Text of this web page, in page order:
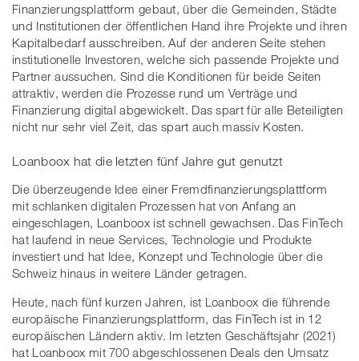
Finanzierungsplattform gebaut, über die Gemeinden, Städte
und Institutionen der öffentlichen Hand ihre Projekte und ihren
Kapitalbedarf ausschreiben. Auf der anderen Seite stehen
institutionelle Investoren, welche sich passende Projekte und
Partner aussuchen. Sind die Konditionen für beide Seiten
attraktiv, werden die Prozesse rund um Verträge und
Finanzierung digital abgewickelt. Das spart für alle Beteiligten
nicht nur sehr viel Zeit, das spart auch massiv Kosten.
Loanboox hat die letzten fünf Jahre gut genutzt
Die überzeugende Idee einer Fremdfinanzierungsplattform
mit schlanken digitalen Prozessen hat von Anfang an
eingeschlagen, Loanboox ist schnell gewachsen. Das FinTech
hat laufend in neue Services, Technologie und Produkte
investiert und hat Idee, Konzept und Technologie über die
Schweiz hinaus in weitere Länder getragen.
Heute, nach fünf kurzen Jahren, ist Loanboox die führende
europäische Finanzierungsplattform, das FinTech ist in 12
europäischen Ländern aktiv. Im letzten Geschäftsjahr (2021)
hat Loanboox mit 700 abgeschlossenen Deals den Umsatz